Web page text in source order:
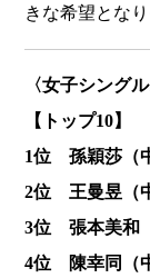
きな希望となり
〈女子シング
【トップ10】
1位 孫穎莎（
2位 王曼昱（
3位 張本美和
4位 陳幸同（